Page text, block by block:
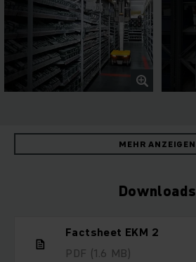
MEHR ANZEIGEN
Downloads
Factsheet EKM 2
PDF (1.6 MB)